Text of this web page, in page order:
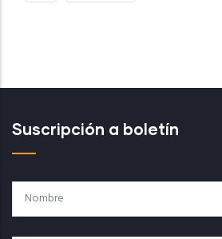
Suscripción a boletín
Nombre